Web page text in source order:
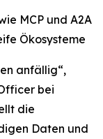
MCP und A2A
Ökosysteme
anfällig“,
bei
die
Daten und